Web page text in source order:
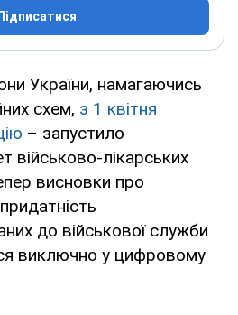
Підписатися
України, намагаючись
схем, з 1 квітня
– запустило
військово-лікарських
висновки про
до військової служби
виключно у цифровому